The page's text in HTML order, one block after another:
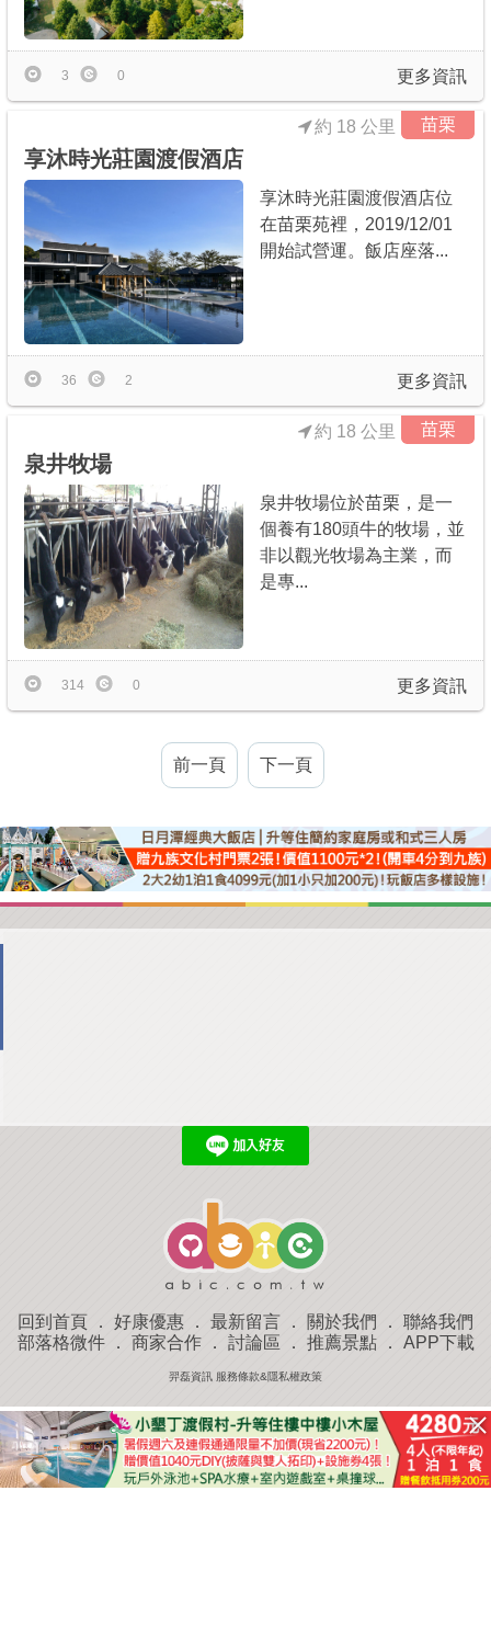
更多資訊
3 0
苗栗
約 18 公里
享沐時光莊園渡假酒店
享沐時光莊園渡假酒店位
在苗栗苑裡，2019/12/01
開始試營運。飯店座落...
更多資訊
36 2
苗栗
約 18 公里
泉井牧場
泉井牧場位於苗栗，是一
個養有180頭牛的牧場，並
非以觀光牧場為主業，而
是專...
更多資訊
314 0
前一頁 下一頁
回到首頁 ． 好康優惠 ． 最新留言 ． 關於我們 ． 聯絡我們
部落格微件． 商家合作． 討論區 ． 推薦景點． APP下載
羿磊資訊 服務條款&隱私權政策